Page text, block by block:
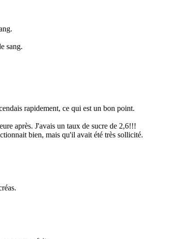
sang.
rapidement, ce qui est un bon point.
après. J'avais un taux de sucre de 2,6!!!
bien, mais qu'il avait été très sollicité.